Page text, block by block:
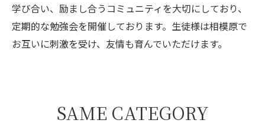
学び合い、励まし合うコミュニティを大切にしており、
定期的な勉強会を開催しております。生徒様は相模原で
お互いに刺激を受け、友情も育んでいただけます。
SAME CATEGORY